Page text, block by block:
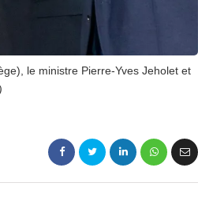
le ministre Pierre-Yves Jeholet et